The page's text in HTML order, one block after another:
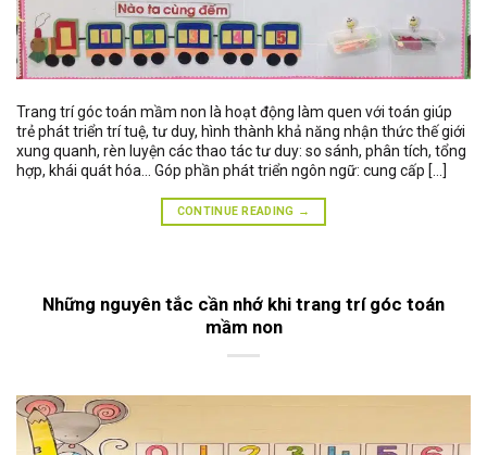
Trang trí góc toán mầm non là hoạt động làm quen với toán giúp
trẻ phát triển trí tuệ, tư duy, hình thành khả năng nhận thức thế giới
xung quanh, rèn luyện các thao tác tư duy: so sánh, phân tích, tổng
hợp, khái quát hóa… Góp phần phát triển ngôn ngữ: cung cấp […]
CONTINUE READING →
Những nguyên tắc cần nhớ khi trang trí góc toán
mầm non